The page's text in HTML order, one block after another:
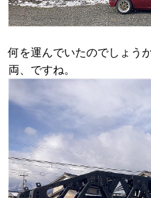
何を運んでいたのでしょう
両、ですね。